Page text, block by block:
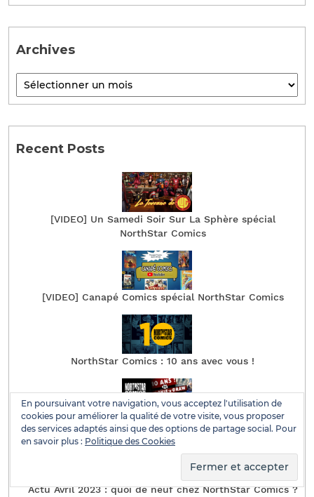
Archives
Recent Posts
[VIDEO] Un Samedi Soir Sur La Sphère spécial
NorthStar Comics
[VIDEO] Canapé Comics spécial NorthStar Comics
NorthStar Comics : 10 ans avec vous !
Actu Mai 2023 : en mai, NorthStar fait ce qui lui plait !
Actu Avril 2023 : quoi de neuf chez NorthStar Comics ?
En poursuivant votre navigation, vous acceptez l'utilisation de
cookies pour améliorer la qualité de votre visite, vous proposer
des services adaptés ainsi que des options de partage social. Pour
en savoir plus : Politique des Cookies